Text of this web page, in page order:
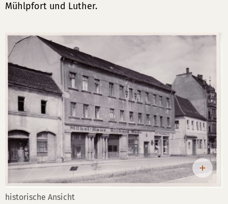
Mühlpfort und Luther.
historische Ansicht